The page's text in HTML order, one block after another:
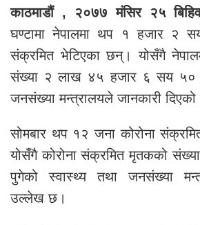
काठमाडौं , २०७७ मंसिर २५
घण्टामा नेपालमा थप १ हजार २
संक्रमित भेटिएका छन्। योसँगै
संख्या २ लाख ४५ हजार ६ सय ५०
जनसंख्या मन्त्रालयले जानकारी
सोमबार थप १२ जना कोरोना
योसँगै कोरोना संक्रमित मृतकको
पुगेको स्वास्थ्य तथा जनसंख्या
उल्लेख छ।